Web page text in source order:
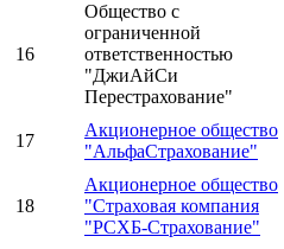
16
Общество с
ограниченной
ответственностью
"ДжиАйСи
Перестрахование"
17
Акционерное общество
"АльфаСтрахование"
18
Акционерное общество
"Страховая компания
"РСХБ-Страхование"